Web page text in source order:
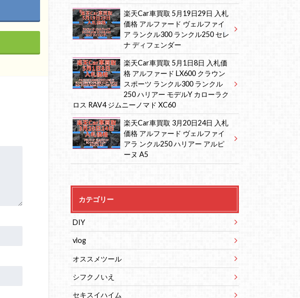
楽天Car車買取 5月19日29日 入札
価格 アルファード ヴェルファイ
ア ランクル300 ランクル250 セレ
ナ ディフェンダー
楽天Car車買取 5月1日8日 入札価
格 アルファード LX600 クラウン
スポーツ ランクル300 ランクル
250 ハリアー モデルY カローラク
ロス RAV4 ジムニーノマド XC60
楽天Car車買取 3月20日24日 入札
価格 アルファード ヴェルファイ
アラ ンクル250 ハリアー アルピ
ーヌ A5
カテゴリー
DIY
vlog
オススメツール
シフクノいえ
セキスイハイム